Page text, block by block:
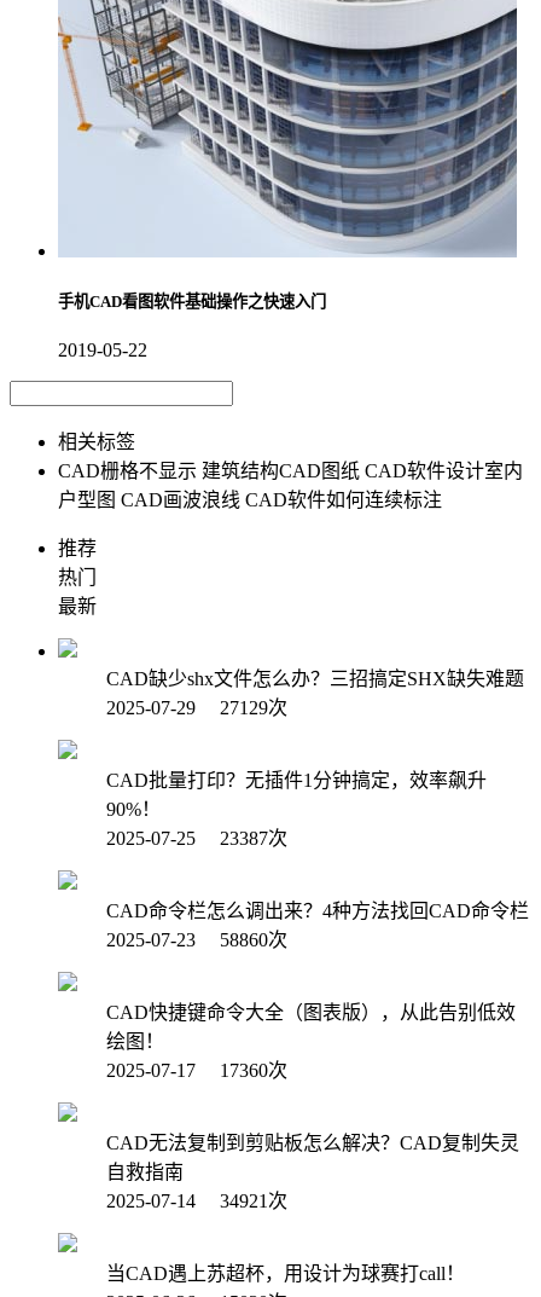
手机CAD看图软件基础操作之快速入门
2019-05-22
相关标签
CAD栅格不显示 建筑结构CAD图纸 CAD软件设计室内
户型图 CAD画波浪线 CAD软件如何连续标注
推荐
热门
最新
CAD缺少shx文件怎么办？三招搞定SHX缺失难题
2025-07-29 27129次
CAD批量打印？无插件1分钟搞定，效率飙升
90%！
2025-07-25 23387次
CAD命令栏怎么调出来？4种方法找回CAD命令栏
2025-07-23 58860次
CAD快捷键命令大全（图表版），从此告别低效
绘图！
2025-07-17 17360次
CAD无法复制到剪贴板怎么解决？CAD复制失灵
自救指南
2025-07-14 34921次
当CAD遇上苏超杯，用设计为球赛打call！